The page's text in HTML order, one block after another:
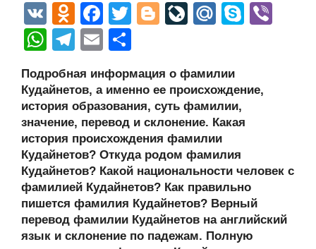
V
K
O
d
n
o
kl
a
ss
ni
ki
F
a
c
e
b
o
o
k
T
er
Bl
g
er
Li
J
o
ur
n
al
M
u
S
e
W
at
s
A
p
p
T
e
gr
a
m
E
ail р
а
в
и
ть
Подробная информация о фамилии
Кудайнетов, а именно ее происхождение,
история образования, суть фамилии,
значение, перевод и склонение. Какая
история происхождения фамилии
Кудайнетов? Откуда родом фамилия
Кудайнетов? Какой национальности человек с
фамилией Кудайнетов? Как правильно
пишется фамилия Кудайнетов? Верный
перевод фамилии Кудайнетов на английский
язык и склонение по падежам. Полную